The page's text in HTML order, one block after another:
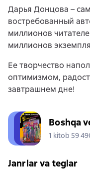
Дарья Донцова –
востребованный
миллионов
миллионов
Ее творчество
оптимизмом,
завтрашнем дне!
Boshqa
1 kitob 59
Janrlar va teglar